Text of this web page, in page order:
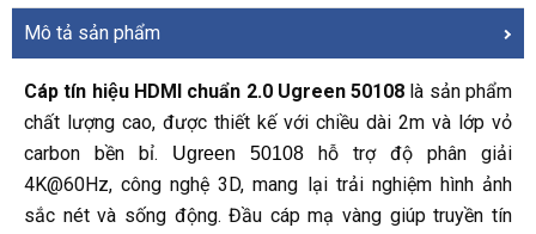
Mô tả sản phẩm
Cáp tín hiệu HDMI chuẩn 2.0 Ugreen 50108 là sản phẩm
chất lượng cao, được thiết kế với chiều dài 2m và lớp vỏ
carbon bền bỉ.
Ugreen 50108 hỗ trợ độ phân giải
4K@60Hz, công nghệ 3D, mang lại trải nghiệm hình ảnh
sắc nét và sống động. Đầu cáp mạ vàng giúp truyền tín